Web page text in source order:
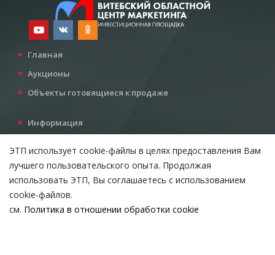
Главная
Аукционы
Объекты готовящиеся к продаже
Информация
Все для инвестора
Контакты
Возникли вопросы?
ЭТП использует cookie-файлы в целях предоставления Вам
лучшего пользовательского опыта. Продолжая
использовать ЭТП, Вы соглашаетесь с использованием
cookie-файлов.
см. Политика в отношении обработки cookie